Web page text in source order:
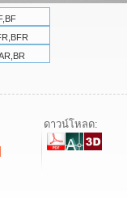
ดาวน์โหลด: